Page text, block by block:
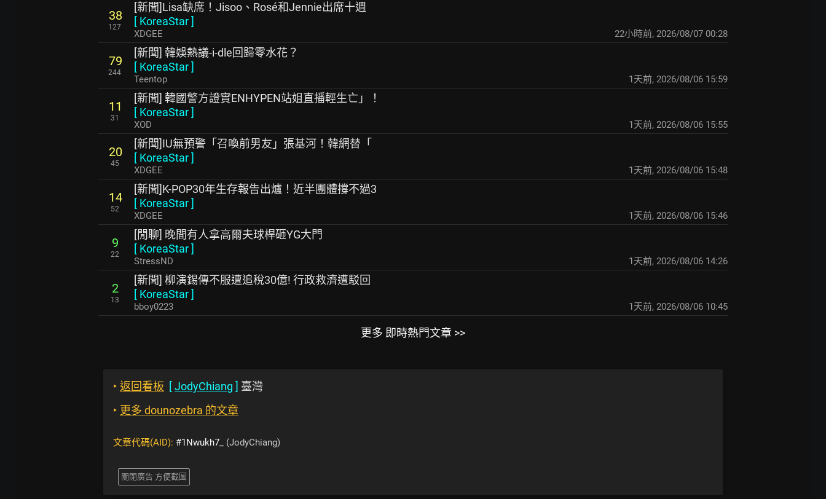
38
127
[新聞]Lisa缺席！Jisoo、Rosé和Jennie出席十週
[ KoreaStar]
XDGEE 22小時前, 2026/08/07 00:28
79
244
[新聞] 韓娛熱議-i-dle回歸零水花？
[ KoreaStar]
Teentop 1天前, 2026/08/06 15:59
11
31
[新聞] 韓國警方證實ENHYPEN站姐直播輕生亡」！
[ KoreaStar]
XOD 1天前, 2026/08/06 15:55
20
45
[新聞]IU無預警「召喚前男友」張基河！韓網替「
[ KoreaStar]
XDGEE 1天前, 2026/08/06 15:48
14
52
[新聞]K-POP30年生存報告出爐！近半團體撐不過3
[ KoreaStar]
XDGEE 1天前, 2026/08/06 15:46
9
22
[閒聊] 晚間有人拿高爾夫球桿砸YG大門
[ KoreaStar]
StressND 1天前, 2026/08/06 14:26
2
13
[新聞] 柳演錫傳不服遭追稅30億! 行政救濟遭駁回
[ KoreaStar]
bboy0223 1天前, 2026/08/06 10:45
更多 即時熱門文章 >>
‣ 返回看板 [JodyChiang ] 臺灣
‣ 更多 dounozebra 的文章
文章代碼(AID): #1Nwukh7_ (JodyChiang)
關閉廣告 方便截圖